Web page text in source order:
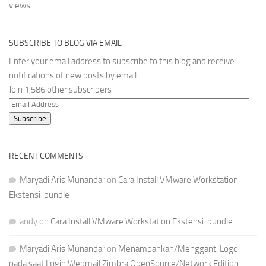
views
SUBSCRIBE TO BLOG VIA EMAIL
Enter your email address to subscribe to this blog and receive
notifications of new posts by email.
Join 1,586 other subscribers
Email
Address
Subscribe
RECENT COMMENTS
Maryadi Aris Munandar on Cara Install VMware Workstation
Ekstensi .bundle
andy on Cara Install VMware Workstation Ekstensi .bundle
Maryadi Aris Munandar on Menambahkan/Mengganti Logo
pada saat Login Webmail Zimbra OpenSource/Network Edition